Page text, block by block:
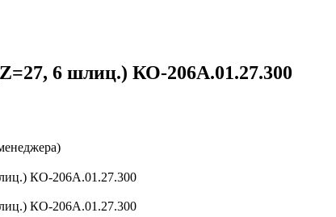
6 шлиц.) КО-206А.01.27.300
КО-206А.01.27.300
КО-206А.01.27.300